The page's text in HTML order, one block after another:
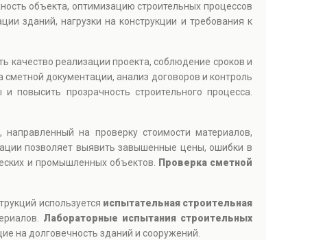
объекта, оптимизацию строительных процессов
зданий, нагрузки на конструкции и требования к
качество реализации проекта, соблюдение сроков и
сметной документации, анализ договоров и контроль
прозрачность строительного процесса.
, направленный на проверку стоимости материалов,
позволяет выявить завышенные цены, ошибки в
и промышленных объектов.
Проверка сметной
используется испытательная строительная
Лабораторные испытания строительных
на долговечность зданий и сооружений.